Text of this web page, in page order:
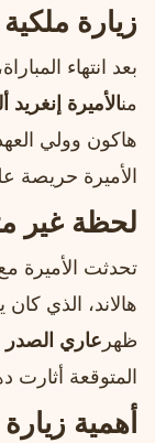
زيارة
بعد انتهاء
منالأميرة إنغريد
هاكون وولي
الأميرة حريصة
لحظة غير
تحدثت الأميرة
هالاند، الذي
ظهر عاري الصدر
المتوقعة
أهمية زيارة